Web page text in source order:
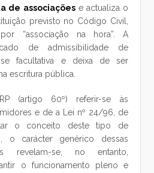
de associaçõese actualiza o
previsto no Código Civil,
“associação na hora”. A
de admissibilidade de
se facultativa e deixa de ser
escritura pública.
(artigo 60º) referir-se às
e de a Lei nº 24/96, de
o conceito deste tipo de
o carácter genérico dessas
revelam-se, no entanto,
o funcionamento pleno e